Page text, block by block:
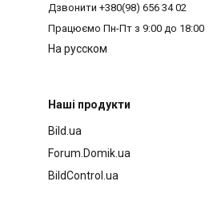
Дзвонити +380(98) 656 34 02
Працюємо Пн-Пт з 9:00 до 18:00
На русском
Наші продукти
Bild.ua
Forum.Domik.ua
BildControl.ua